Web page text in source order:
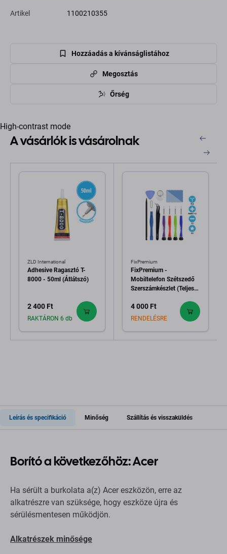
Artikel 1100210355
Hozzáadás a kívánságlistához
Megosztás
Őrség
High-contrast mode
A vásárlók is vásárolnak
ZLD International
Adhesive Ragasztó T-
8000 - 50ml (Átlátszó)
2 400 Ft
RAKTÁRON 6 db
FixPremium
FixPremium -
Mobiltelefon Szétszedő
Szerszámkészlet (Teljes)
4 000 Ft
RENDELÉSRE
Leírás és specifikáció Minőség Szállítás és visszaküldés
Borító a következőhöz: Acer
Ha sérült a burkolata a(z) Acer eszközön, erre az
alkatrészre van szüksége, hogy eszköze újra és
sérülésmentesen működjön.
Alkatrészek minősége